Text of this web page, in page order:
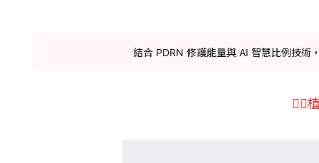
結合 PDRN 修護能量與 AI 智慧比例技術